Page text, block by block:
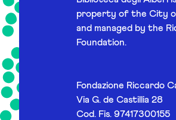
property of the City
and managed by the
Foundation.
Fondazione Riccardo
Via G. de Castillia 28
Cod. Fis. 97417300155